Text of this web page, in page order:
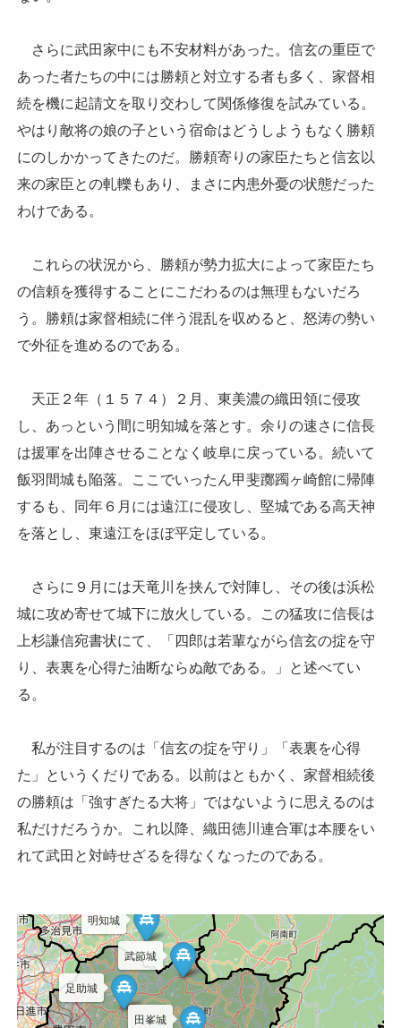
さらに武田家中にも不安材料があった。信玄の重臣で
あった者たちの中には勝頼と対立する者も多く、家督相
続を機に起請文を取り交わして関係修復を試みている。
やはり敵将の娘の子という宿命はどうしようもなく勝頼
にのしかかってきたのだ。勝頼寄りの家臣たちと信玄以
来の家臣との軋轢もあり、まさに内患外憂の状態だった
わけである。
これらの状況から、勝頼が勢力拡大によって家臣たち
の信頼を獲得することにこだわるのは無理もないだろ
う。勝頼は家督相続に伴う混乱を収めると、怒涛の勢い
で外征を進めるのである。
天正２年（１５７４）２月、東美濃の織田領に侵攻
し、あっという間に明知城を落とす。余りの速さに信長
は援軍を出陣させることなく岐阜に戻っている。続いて
飯羽間城も陥落。ここでいったん甲斐躑躅ヶ崎館に帰陣
するも、同年６月には遠江に侵攻し、堅城である高天神
を落とし、東遠江をほぼ平定している。
さらに９月には天竜川を挟んで対陣し、その後は浜松
城に攻め寄せて城下に放火している。この猛攻に信長は
上杉謙信宛書状にて、「四郎は若輩ながら信玄の掟を守
り、表裏を心得た油断ならぬ敵である。」と述べてい
る。
私が注目するのは「信玄の掟を守り」「表裏を心得
た」というくだりである。以前はともかく、家督相続後
の勝頼は「強すぎたる大将」ではないように思えるのは
私だけだろうか。これ以降、織田徳川連合軍は本腰をい
れて武田と対峙せざるを得なくなったのである。
飯田城
明知城
武節城
田峯城
足助城